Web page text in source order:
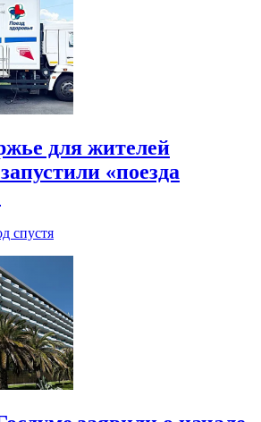
для жителей
«поезда
спустя